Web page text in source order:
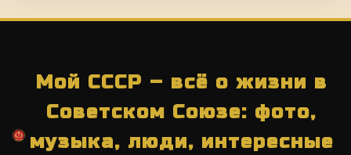
Мой СССР – всё о жизни в
Советском Союзе: фото,
музыка, люди, интересные